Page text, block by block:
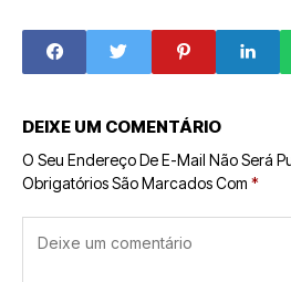
Pedidos de
Desculpa'
DEIXE UM COMENTÁRIO
O Seu Endereço De E-Mail Não Será
Obrigatórios São Marcados Com *